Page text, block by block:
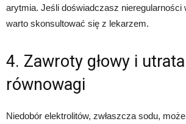
arytmia. Jeśli doświadczasz nieregularności
warto skonsultować się z lekarzem.
4. Zawroty głowy i utrata
równowagi
Niedobór elektrolitów, zwłaszcza sodu,